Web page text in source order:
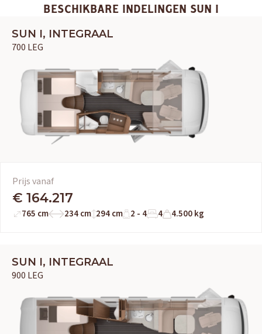
BESCHIKBARE INDELINGEN SUN I
SUN I, INTEGRAAL
700 LEG
Prijs vanaf
€ 164.217
765 cm 234 cm 294 cm 2 - 4 4 4.500 kg
SUN I, INTEGRAAL
900 LEG